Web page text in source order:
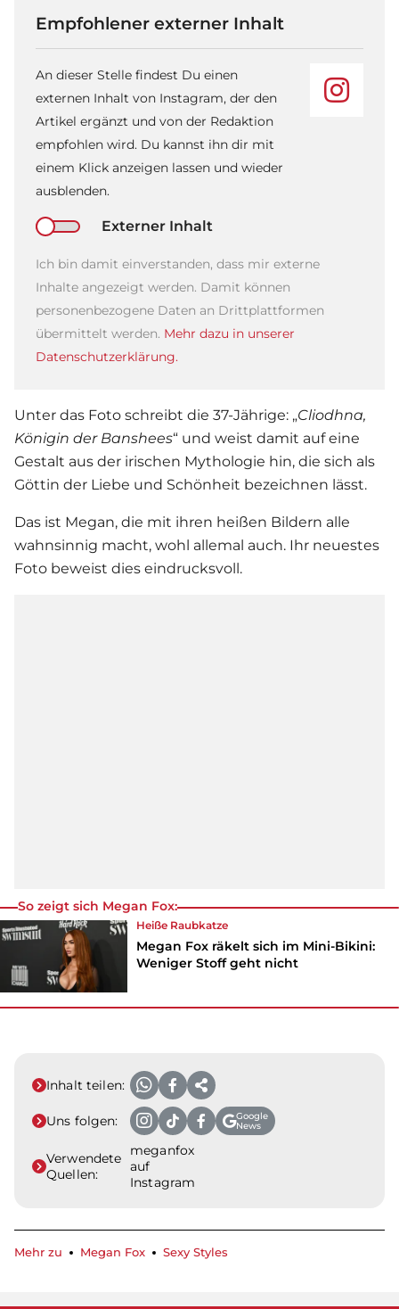
Empfohlener externer Inhalt
An dieser Stelle findest Du einen
externen Inhalt von Instagram, der den
Artikel ergänzt und von der Redaktion
empfohlen wird. Du kannst ihn dir mit
einem Klick anzeigen lassen und wieder
ausblenden.
Externer Inhalt
Ich bin damit einverstanden, dass mir externe
Inhalte angezeigt werden. Damit können
personenbezogene Daten an Drittplattformen
übermittelt werden. Mehr dazu in unserer
Datenschutzerklärung.
Unter das Foto schreibt die 37-Jährige: „Cliodhna,
Königin der Banshees“ und weist damit auf eine
Gestalt aus der irischen Mythologie hin, die sich als
Göttin der Liebe und Schönheit bezeichnen lässt.
Das ist Megan, die mit ihren heißen Bildern alle
wahnsinnig macht, wohl allemal auch. Ihr neuestes
Foto beweist dies eindrucksvoll.
So zeigt sich Megan Fox:
Heiße Raubkatze
Megan Fox räkelt sich im Mini-Bikini:
Weniger Stoff geht nicht
Inhalt teilen:
Uns folgen:
Google
News
Verwendete
Quellen:
meganfox
auf
Instagram
Mehr zu Megan Fox Sexy Styles